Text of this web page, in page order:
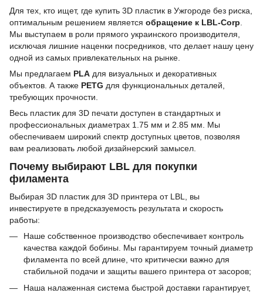
Для тех, кто ищет, где купить 3D пластик в Ужгороде без риска,
оптимальным решением является обращение к LBL-Corp
Мы выступаем в роли прямого украинского производителя,
исключая лишние наценки посредников, что делает нашу цену
одной из самых привлекательных на рынке.
Мы предлагаем PLA для визуальных и декоративных
объектов. А также PETG для функциональных деталей,
требующих прочности.
Весь пластик для 3D печати доступен в стандартных и
профессиональных диаметрах 1.75 мм и 2.85 мм. Мы
обеспечиваем широкий спектр доступных цветов, позволяя
вам реализовать любой дизайнерский замысел.
Почему выбирают LBL для покупки
филамента
Выбирая 3D пластик для 3D принтера от LBL, вы
инвестируете в предсказуемость результата и скорость
работы:
Наше собственное производство обеспечивает контроль
качества каждой бобины. Мы гарантируем точный диаметр
филамента по всей длине, что критически важно для
стабильной подачи и защиты вашего принтера от засоров;
Наша налаженная система быстрой доставки гарантирует,